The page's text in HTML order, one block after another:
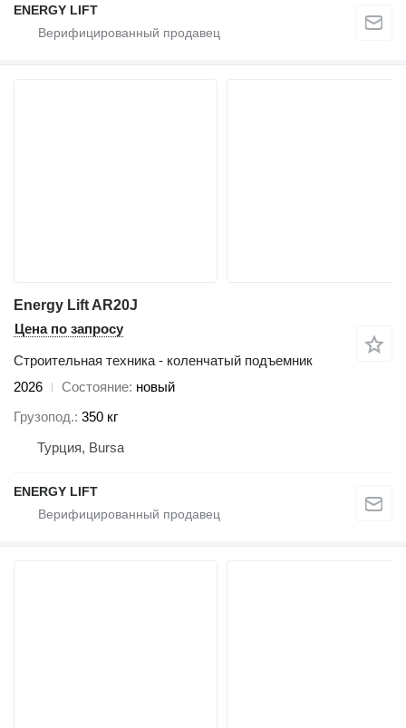
ENERGY LIFT
Energy Lift AR20J
Цена по запросу
Строительная техника - коленчатый подъемник
2026
Состояние новый
Грузопод. 350 кг
Турция, Bursa
ENERGY LIFT